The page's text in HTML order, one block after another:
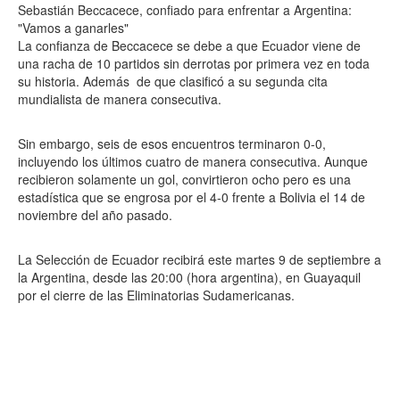
Sebastián Beccacece, confiado para enfrentar a Argentina:
"Vamos a ganarles"
La confianza de Beccacece se debe a que Ecuador viene de
una racha de 10 partidos sin derrotas por primera vez en toda
su historia. Además de que clasificó a su segunda cita
mundialista de manera consecutiva.
Sin embargo, seis de esos encuentros terminaron 0-0,
incluyendo los últimos cuatro de manera consecutiva. Aunque
recibieron solamente un gol, convirtieron ocho pero es una
estadística que se engrosa por el 4-0 frente a Bolivia el 14 de
noviembre del año pasado.
La Selección de Ecuador recibirá este martes 9 de septiembre a
la Argentina, desde las 20:00 (hora argentina), en Guayaquil
por el cierre de las Eliminatorias Sudamericanas.